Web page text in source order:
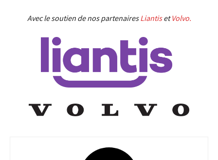
Avec le soutien de nos partenairesLiantisetVolvo.